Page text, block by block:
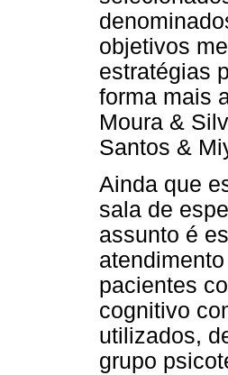
objetivos
estratégias
forma mais
Moura &
Santos &
Ainda que
sala de
assunto é
pacientes
cognitivo
utilizados,
grupo